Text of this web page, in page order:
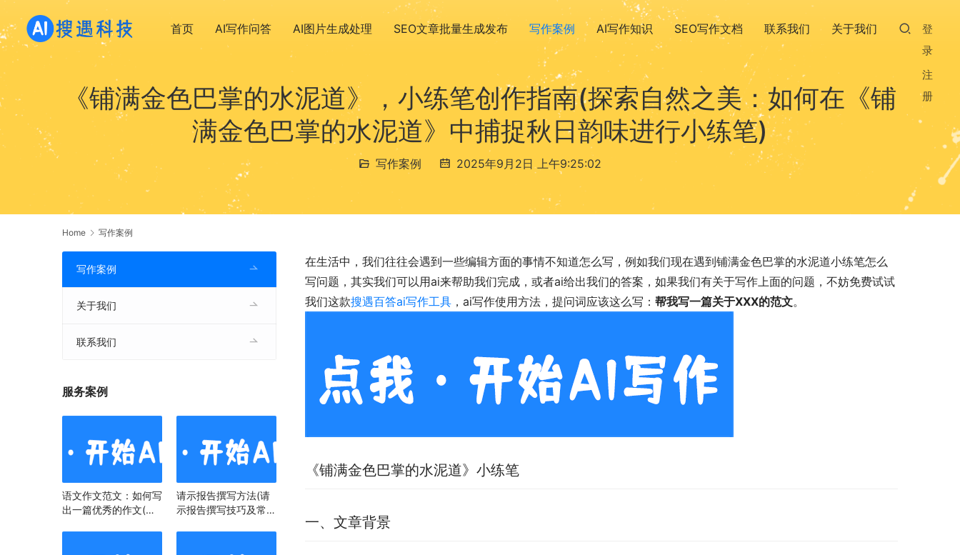
首页 AI写作问答 AI图片生成处理 SEO文章批量生成发布 写作案例 AI写作知识 SEO写作文档 联系我们 关于我们
登
录
注
册
《铺满金色巴掌的水泥道》，小练笔创作指南(探索自然之美：如何在《铺
满金色巴掌的水泥道》中捕捉秋日韵味进行小练笔)
写作案例 2025年9月2日 上午9:25:02
Home 写作案例
在生活中，我们往往会遇到一些编辑方面的事情不知道怎么写，例如我们现在遇到铺满金色巴掌的水泥道小练笔怎么
写问题，其实我们可以用ai来帮助我们完成，或者ai给出我们的答案，如果我们有关于写作上面的问题，不妨免费试试
我们这款搜遇百答ai写作工具 ，ai写作使用方法，提问词应该这么写： 帮我写一篇关于XXX的范文。
《铺满金色巴掌的水泥道》小练笔
一、文章背景
写作案例
关于我们
联系我们
服务案例
语文作文范文：如何写
出一篇优秀的作文(语
请示报告撰写方法(请
示报告撰写技巧及常见